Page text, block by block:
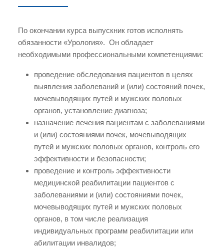
По окончании курса выпускник готов исполнять
обязанности «Урология». Он обладает
необходимыми профессиональными компетенциями:
проведение обследования пациентов в целях
выявления заболеваний и (или) состояний почек,
мочевыводящих путей и мужских половых
органов, установление диагноза;
назначение лечения пациентам с заболеваниями
и (или) состояниями почек, мочевыводящих
путей и мужских половых органов, контроль его
эффективности и безопасности;
проведение и контроль эффективности
медицинской реабилитации пациентов с
заболеваниями и (или) состояниями почек,
мочевыводящих путей и мужских половых
органов, в том числе реализация
индивидуальных программ реабилитации или
абилитации инвалидов;